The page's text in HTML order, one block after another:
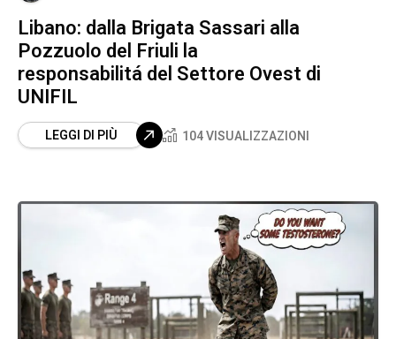
Libano: dalla Brigata Sassari alla
Pozzuolo del Friuli la
responsabilitá del Settore Ovest di
UNIFIL
LEGGI DI PIÙ 104 VISUALIZZAZIONI